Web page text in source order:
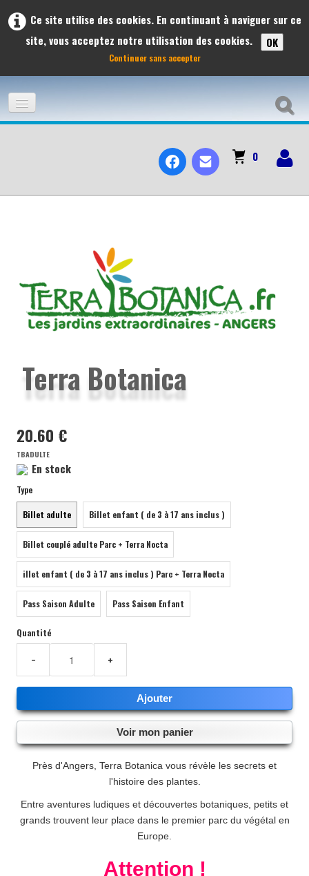
Ce site utilise des cookies. En continuant à naviguer sur ce
site, vous acceptez notre utilisation des cookies.
OK
Continuer sans accepter
PRÉVISIONS DES SORTIES 2026
BILLETTERIE ZOOS ET PARCS
BILLETTERIE CINÉMA
BILLETTERIE COMÉDIE DE TOURS
POUR SE FAIRE BELLE/BEAU
ÉPICERIE
POUR LA MAISON
LA CAVE DE L'AMICALE
HÔPITAL DE CHINON
PARTENAIRES 2026
0
Terra Botanica
20.60 €
TBADULTE
En stock
Type
Billet adulte Billet enfant ( de 3 à 17 ans inclus )
Billet couplé adulte Parc + Terra Nocta
illet enfant ( de 3 à 17 ans inclus ) Parc + Terra Nocta
Pass Saison Adulte Pass Saison Enfant
Quantité
− +
Ajouter
Voir mon panier
Près d'Angers, Terra Botanica vous révèle les secrets et
l'histoire des plantes.
Entre aventures ludiques et découvertes botaniques, petits et
grands trouvent leur place dans le premier parc du végétal en
Europe.
Attention !